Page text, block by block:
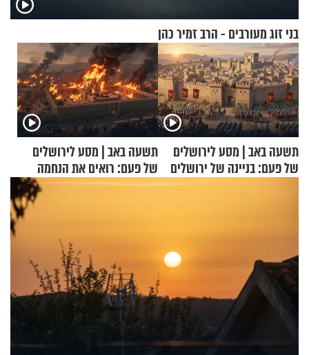
בני זוג מעורבים - הרב זמיר כהן
תשעה באב | מסע לירושלים
של פעם: בניינה של ירושלים
תשעה באב | מסע לירושלים
של פעם: רואים את הנחמה